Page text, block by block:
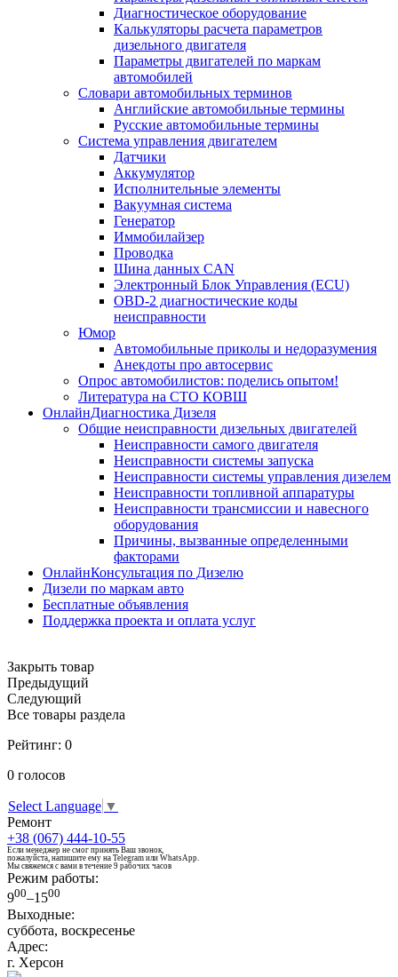
Диагностическое оборудование
Калькуляторы расчета параметров
дизельного двигателя
Параметры двигателей по маркам
автомобилей
Словари автомобильных терминов
Английские автомобильные термины
Русские автомобильные термины
Система управления двигателем
Датчики
Аккумулятор
Исполнительные элементы
Вакуумная система
Генератор
Иммобилайзер
Проводка
Шина данных CAN
Электронный Блок Управления (ECU)
OBD-2 диагностические коды
неисправности
Юмор
Автомобильные приколы и недоразумения
Анекдоты про автосервис
Опрос автомобилистов: поделись опытом!
Литература на СТО КОВШ
ОнлайнДиагностика Дизеля
Общие неисправности дизельных двигателей
Неисправности самого двигателя
Неисправности системы запуска
Неисправности системы управления дизелем
Неисправности топливной аппаратуры
Неисправности трансмиссии и навесного
оборудования
Причины, вызванные определенными
факторами
ОнлайнКонсультация по Дизелю
Дизели по маркам авто
Бесплатные объявления
Поддержка проекта и оплата услуг
Закрыть товар
Предыдущий
Следующий
Все товары раздела
Рейтинг: 0
0 голосов
Select Language ▼
Ремонт
+38 (067) 444-10-55
Если менеджер не смог принять Ваш звонок,
пожалуйста, напишите ему на Telegram или WhatsApp.
Мы свяжемся с вами в течение 9 рабочих часов
Режим работы:
900–1500
Выходные:
суббота, воскресенье
Адрес:
г. Херсон